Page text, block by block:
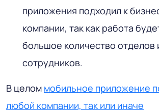
приложения подходил к
компании, так как работа
большое количество отделов
сотрудников.
В целом мобильное приложение
любой компании, так или иначе